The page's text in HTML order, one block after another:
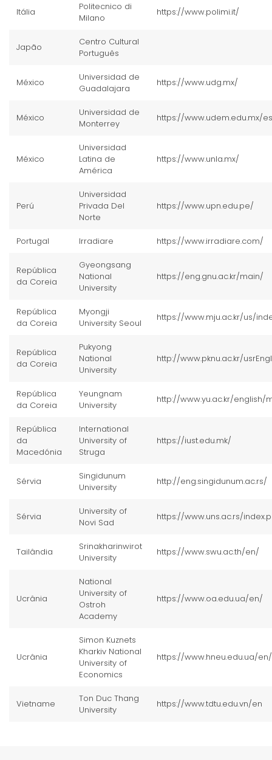
Itália
Politecnico di
Milano
https://www.polimi.it/
Japão
Centro Cultural
Português
México
Universidad de
Guadalajara
https://www.udg.mx/
México
Universidad de
Monterrey
https://www.udem.edu.mx/es
México
Universidad
Latina de
América
https://www.unla.mx/
Perú
Universidad
Privada Del
Norte
https://www.upn.edu.pe/
Portugal Irradiare https://www.irradiare.com/
República
da Coreia
Gyeongsang
National
University
https://eng.gnu.ac.kr/main/
República
da Coreia
Myongji
University Seoul
https://www.mju.ac.kr/us/
República
da Coreia
Pukyong
National
University
http://www.pknu.ac.kr/
República
da Coreia
Yeungnam
University
http://www.yu.ac.kr/english/
República
da
Macedónia
International
University of
Struga
https://iust.edu.mk/
Sérvia
Singidunum
University
http://eng.singidunum.ac.rs/
Sérvia
University of
Novi Sad
https://www.uns.ac.rs/
Tailândia
Srinakharinwirot
University
https://www.swu.ac.th/en/
Ucrânia
National
University of
Ostroh
Academy
https://www.oa.edu.ua/en/
Ucrânia
Simon Kuznets
Kharkiv National
University of
Economics
https://www.hneu.edu.ua/en/
Vietname
Ton Duc Thang
University
https://www.tdtu.edu.vn/en